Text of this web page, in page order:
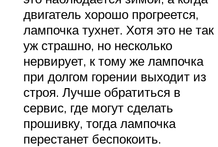
двигатель хорошо прогреется,
лампочка тухнет. Хотя это не так
уж страшно, но несколько
нервирует, к тому же лампочка
при долгом горении выходит из
строя. Лучше обратиться в
сервис, где могут сделать
прошивку, тогда лампочка
перестанет беспокоить.